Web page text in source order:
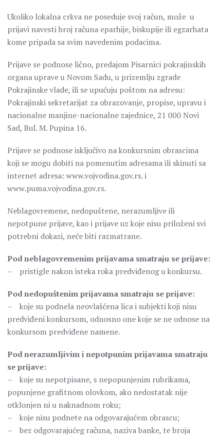
Ukoliko lokalna crkva ne poseduje svoj račun, može u
prijavi navesti broj računa eparhije, biskupije ili egzarhata
kome pripada sa svim navedenim podacima.
Prijave se podnose lično, predajom Pisarnici pokrajinskih
organa uprave u Novom Sadu, u prizemlju zgrade
Pokrajinske vlade, ili se upućuju poštom na adresu:
Pokrajinski sekretarijat za obrazovanje, propise, upravu i
nacionalne manjine-nacionalne zajednice, 21 000 Novi
Sad, Bul. M. Pupina 16.
Prijave se podnose isključivo na konkursnim obrascima
koji se mogu dobiti na pomenutim adresama ili skinuti sa
internet adresa: www.vojvodina.gov.rs. i
www.puma.vojvodina.gov.rs.
Neblagovremene, nedopuštene, nerazumljive ili
nepotpune prijave, kao i prijave uz koje nisu priloženi svi
potrebni dokazi, neće biti razmatrane.
Pod neblagovremenim prijavama smatraju se prijave:
– pristigle nakon isteka roka predviđenog u konkursu.
Pod nedopuštenim prijavama smatraju se prijave:
– koje su podnela neovlašćena lica i subjekti koji nisu
predviđeni konkursom, odnosno one koje se ne odnose na
konkursom predviđene namene.
Pod nerazumljivim i nepotpunim prijavama smatraju
se prijave:
– koje su nepotpisane, s nepopunjenim rubrikama,
popunjene grafitnom olovkom, ako nedostatak nije
otklonjen ni u naknadnom roku;
– koje nisu podnete na odgovarajućem obrascu;
– bez odgovarajućeg računa, naziva banke, te broja